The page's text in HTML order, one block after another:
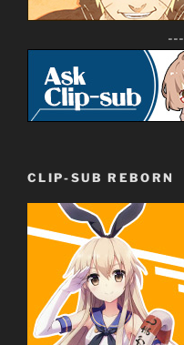
---
CLIP-SUB REBORN